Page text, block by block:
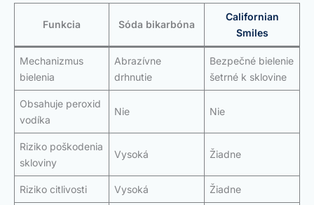
Funkcia Sóda bikarbóna
Californian
Smiles
Mechanizmus
bielenia
Abrazívne
drhnutie
Bezpečné bielenie
šetrné k sklovine
Obsahuje peroxid
vodíka
Nie Nie
Riziko poškodenia
skloviny
Vysoká Žiadne
Riziko citlivosti Vysoká Žiadne